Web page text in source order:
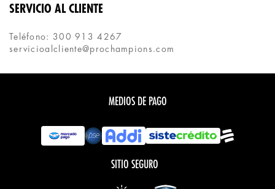
SERVICIO AL CLIENTE
Teléfono: 300 913 4267
servicioalcliente@prochampions.com
MEDIOS DE PAGO
SITIO SEGURO